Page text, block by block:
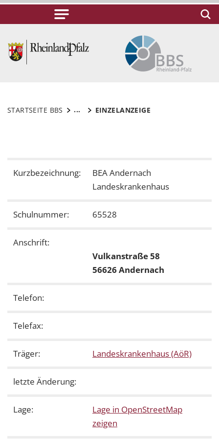
STARTSEITE BBS ... EINZELANZEIGE
Kurzbezeichnung:
BEA Andernach
Landeskrankenhaus
Schulnummer: 65528
Anschrift:
Vulkanstraße 58
56626 Andernach
Telefon:
Telefax:
Träger: Landeskrankenhaus (AöR)
letzte Änderung:
Lage:
Lage in OpenStreetMap
zeigen